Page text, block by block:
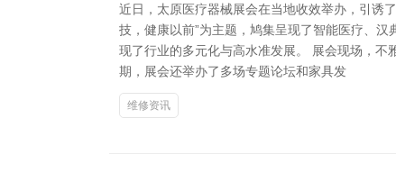
近日，太原医疗器械展会在当地收效举办，引诱
技，健康以前”为主题，鸠集呈现了智能医疗、
现了行业的多元化与高水准发展。 展会现场，不
期，展会还举办了多场专题论坛和家具发
维修资讯